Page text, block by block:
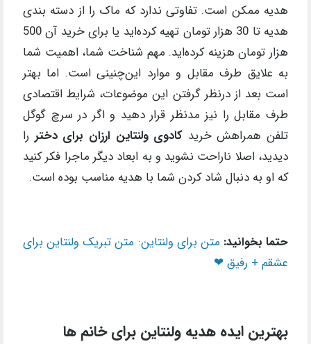
هدیه ممکن است. تفاوتی ندارد که ماک را از دسته بندی
هدیه تا 30 هزار تومان تهیه کرده‌اید یا برای خرید آن 500
هزار تومان هزینه کرده‌اید. مهم شناخت شما، اهمیت شما
به علایق طرف مقابل و موارد این‌چنینی است. اما بهتر
است بعد از درنظر گرفتن این موضوعات، شرایط اقتصادی
طرف مقابل را نیز مدنظر قرار دهید و اگر در سرچ گوگل
تلفن همراهش خرید کادوی ولنتاین ارزان برای دختر را
دیدید، اصلا ناراحت نشوید و به ابعاد دیگر ماجرا فکر کنید
که او به دنبال شاد کردن شما با هدیه مناسب بوده است.
حتما بخوانید: متن برای ولنتاین: متن تبریک ولنتاین برای
عشقم + رفیق ❤
بهترین ایده هدیه ولنتاین برای خانم ها